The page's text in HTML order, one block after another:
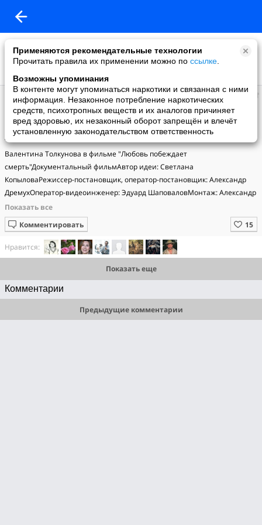
Применяются рекомендательные технологии
Прочитать правила их применении можно по ссылке
Возможны упоминания
В контенте могут упоминаться наркотики и связанная с ними
информация. Незаконное потребление наркотических
средств, психотропных веществ и их аналогов причиняет
вред здоровью, их незаконный оборот запрещён и влечёт
установленную законодательством ответственность
телестудия
добавил видео
29.04.2012
О Валентине Толкуновой... "Любовь побеждает смерть" / фильм
2012
Валентина Толкунова в фильме "Любовь побеждает
смерть"Документальный фильмАвтор идеи: Светлана
КопыловаРежиссер-постановщик, оператор-постановщик: Александр
ДремухОператор-видеоинженер: Эдуард ШаповаловМонтаж: Александр
Дремух, Виктор Поляков
Комментировать
Нравится:
Показать еще
Комментарии
Предыдущие комментарии